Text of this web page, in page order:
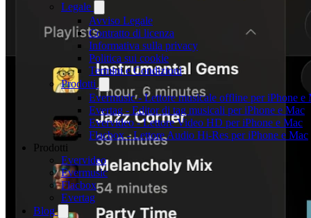
Legale
Avviso Legale
Contratto di licenza
Informativa sulla privacy
Politica sui cookie
Termini e Condizioni
Prodotti
Evermusic - Lettore musicale offline per iPhone e
Evertag - Editor di tag musicali per iPhone e Mac
Evervideo - Lettore Video HD per iPhone e Mac
Flacbox - Lettore Audio Hi-Res per iPhone e Mac
Prodotti
Evervideo
Evermusic
Flacbox
Evertag
Blog